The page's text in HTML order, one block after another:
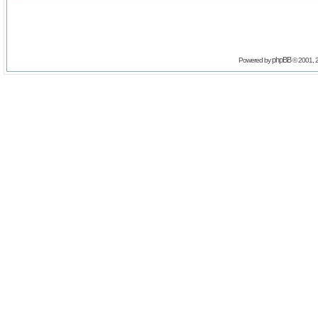
Powered byphpBB© 2001,